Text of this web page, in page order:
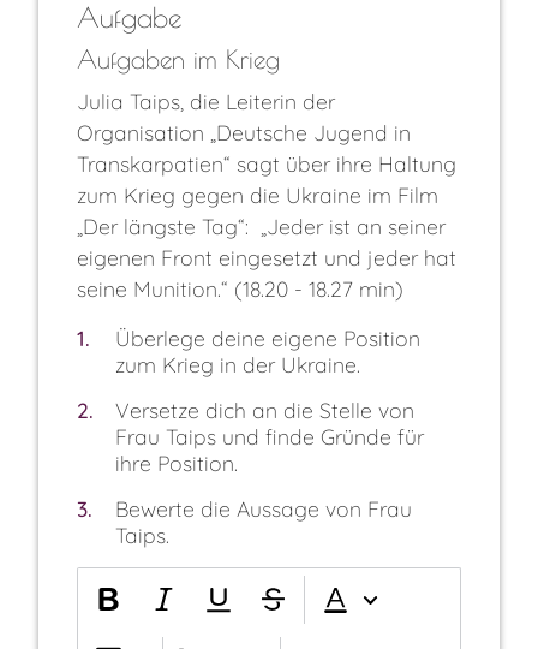
Aufgabe
Aufgaben im Krieg
Julia Taips, die Leiterin der
Organisation „Deutsche Jugend in
Transkarpatien“ sagt über ihre Haltung
zum Krieg gegen die Ukraine im Film
„Der längste Tag“: „Jeder ist an seiner
eigenen Front eingesetzt und jeder hat
seine Munition.“ (18.20 - 18.27 min)
1
Überlege deine eigene Position
zum Krieg in der Ukraine.
2
Versetze dich an die Stelle von
Frau Taips und finde Gründe für
ihre Position.
3
Bewerte die Aussage von Frau
Taips.